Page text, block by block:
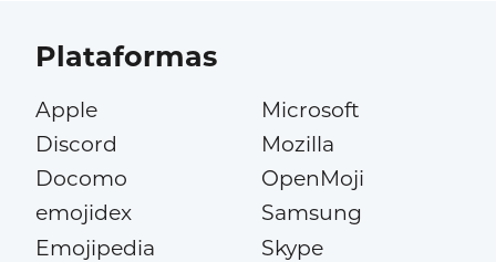
Plataformas
Apple
Discord
Docomo
emojidex
Emojipedia
Microsoft
Mozilla
OpenMoji
Samsung
Skype